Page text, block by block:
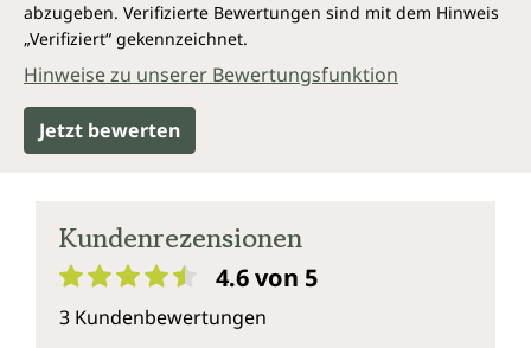
abzugeben. Verifizierte Bewertungen sind mit dem Hinweis
„Verifiziert“ gekennzeichnet.
Hinweise zu unserer Bewertungsfunktion
Jetzt bewerten
Kundenrezensionen
4.6 von 5
3 Kundenbewertungen